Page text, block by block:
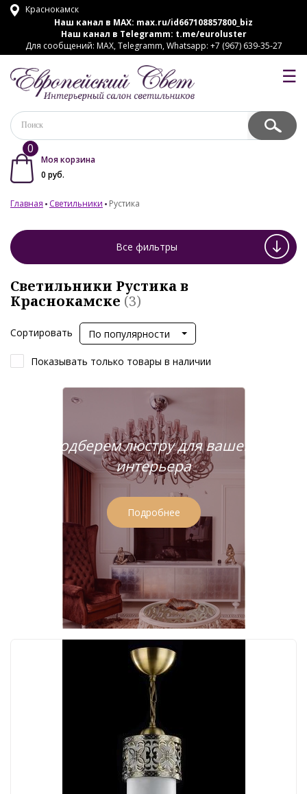
Краснокамск
Наш канал в MAX: max.ru/id667108857800_biz
Наш канал в Telegramm: t.me/euroluster
Для сообщений: MAX, Telegramm, Whatsapp: +7 (967) 639-35-27
☰
0
Моя корзина
0 руб.
Главная Светильники Рустика
Все фильтры
Светильники Рустика в
Краснокамске (3)
Сортировать По популярности
Показывать только товары в наличии
Подберем люстру для вашего
интерьера
Подробнее